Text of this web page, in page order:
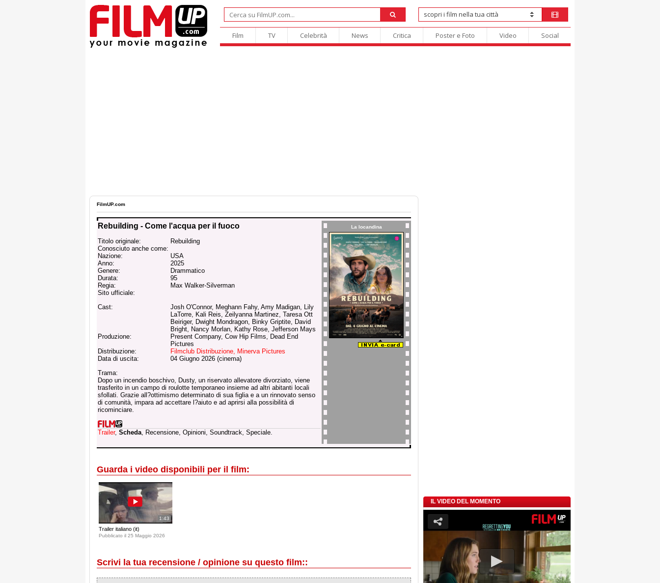
Film TV Celebrità News Critica Poster e Foto Video Social
FilmUP.com
Rebuilding - Come l'acqua per il fuoco
Titolo originale:
Rebuilding
Conosciuto anche come:
Nazione:
USA
Anno:
2025
Genere:
Drammatico
Durata:
95
Regia:
Max Walker-Silverman
Sito ufficiale:
Cast:
Josh O'Connor, Meghann Fahy, Amy Madigan, Lily
LaTorre, Kali Reis, Zeilyanna Martinez, Taresa Ott
Beiriger, Dwight Mondragon, Binky Griptite, David
Bright, Nancy Morlan, Kathy Rose, Jefferson Mays
Produzione:
Present Company, Cow Hip Films, Dead End
Pictures
Distribuzione:
Filmclub Distribuzione, Minerva Pictures
Data di uscita:
04 Giugno 2026 (cinema)
Trama:
Dopo un incendio boschivo, Dusty, un riservato allevatore divorziato, viene
trasferito in un campo di roulotte temporaneo insieme ad altri abitanti locali
sfollati. Grazie all?ottimismo determinato di sua figlia e a un rinnovato senso
di comunità, impara ad accettare l?aiuto e ad aprirsi alla possibilità di
ricominciare.
Trailer, Scheda, Recensione, Opinioni, Soundtrack, Speciale.
La locandina
Guarda i video disponibili per il film:
1:43
Trailer italiano (it)
Pubblicato il 25 Maggio 2026
Scrivi la tua recensione / opinione su questo film::
IL VIDEO DEL MOMENTO